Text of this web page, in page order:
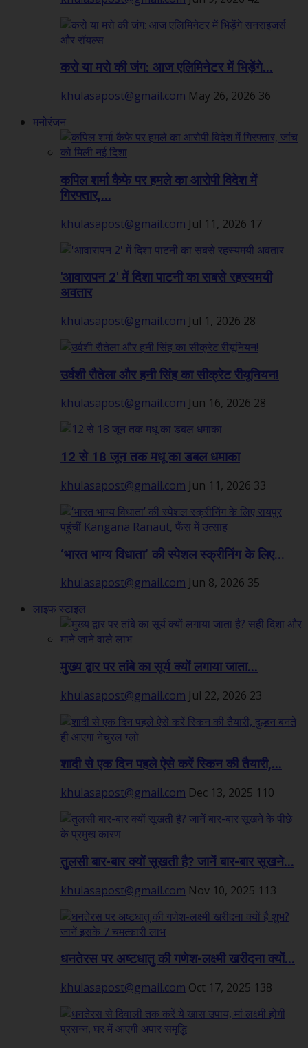
करो या मरो की जंग: आज एलिमिनेटर में भिड़ेंगे...
khulasapost@gmail.com May 26, 2026 36
मनोरंजन
कपिल शर्मा कैफे पर हमले का आरोपी विदेश में
गिरफ्तार,...
khulasapost@gmail.com Jul 11, 2026 17
'आवारापन 2' में दिशा पाटनी का सबसे रहस्यमयी
अवतार
khulasapost@gmail.com Jul 1, 2026 28
उर्वशी रौतेला और हनी सिंह का सीक्रेट रीयूनियन!
khulasapost@gmail.com Jun 16, 2026 28
12 से 18 जून तक मधू का डबल धमाका
khulasapost@gmail.com Jun 11, 2026 33
‘भारत भाग्य विधाता’ की स्पेशल स्क्रीनिंग के लिए...
khulasapost@gmail.com Jun 8, 2026 35
लाइफ स्टाइल
मुख्य द्वार पर तांबे का सूर्य क्यों लगाया जाता...
khulasapost@gmail.com Jul 22, 2026 23
शादी से एक दिन पहले ऐसे करें स्किन की तैयारी,...
khulasapost@gmail.com Dec 13, 2025 110
तुलसी बार-बार क्यों सूखती है? जानें बार-बार सूखने...
khulasapost@gmail.com Nov 10, 2025 113
धनतेरस पर अष्टधातु की गणेश-लक्ष्मी खरीदना क्यों...
khulasapost@gmail.com Oct 17, 2025 138